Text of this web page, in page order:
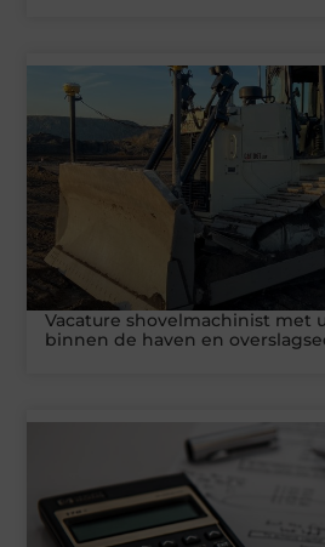
Vacature shovelmachinist met
binnen de haven en